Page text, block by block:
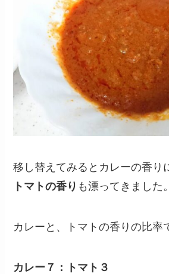
移し替えてみるとカレーの香り
トマトの香り も漂ってきました。
カレーと、トマトの香りの比
カレー７：トマト３